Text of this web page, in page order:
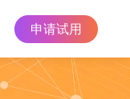
申请试用